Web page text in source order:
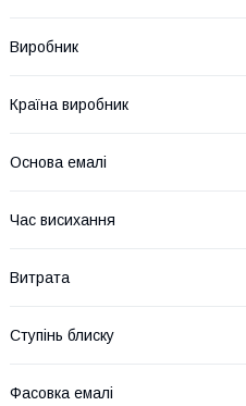
Виробник
Країна виробник
Основа емалі
Час висихання
Витрата
Ступінь блиску
Фасовка емалі